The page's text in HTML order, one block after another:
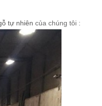
tự nhiên của chúng tôi :